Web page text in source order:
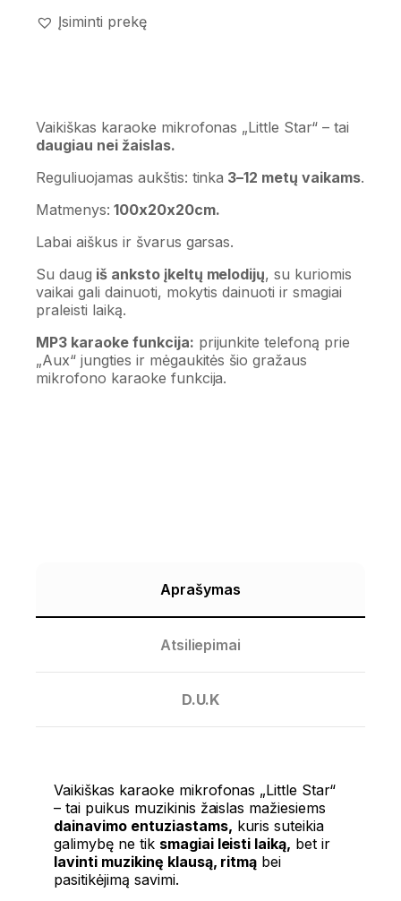
Įsiminti prekę
Vaikiškas karaoke mikrofonas „Little Star“ – tai
daugiau nei žaislas.
Reguliuojamas aukštis: tinka 3–12 metų vaikams.
Matmenys: 100x20x20cm.
Labai aiškus ir švarus garsas.
Su daug iš anksto įkeltų melodijų, su kuriomis
vaikai gali dainuoti, mokytis dainuoti ir smagiai
praleisti laiką.
MP3 karaoke funkcija: prijunkite telefoną prie
„Aux“ jungties ir mėgaukitės šio gražaus
mikrofono karaoke funkcija.
Aprašymas
Atsiliepimai
D.U.K
Vaikiškas karaoke mikrofonas „Little Star“
– tai puikus muzikinis žaislas mažiesiems
dainavimo entuziastams, kuris suteikia
galimybę ne tik smagiai leisti laiką, bet ir
lavinti muzikinę klausą, ritmą bei
pasitikėjimą savimi.